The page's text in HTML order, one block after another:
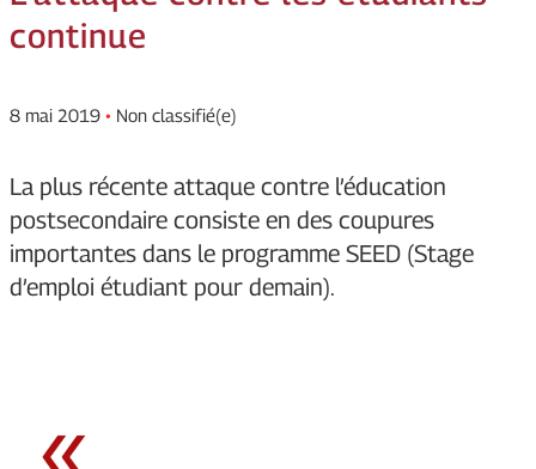
continue
8 mai 2019 • Non classifié(e)
La plus récente attaque contre l’éducation
postsecondaire consiste en des coupures
importantes dans le programme SEED (Stage
d’emploi étudiant pour demain).